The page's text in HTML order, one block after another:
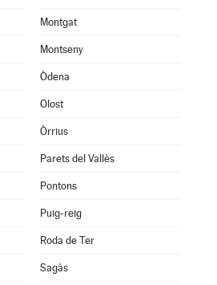
Montgat
Montseny
Òdena
Olost
Òrrius
Parets del Vallès
Pontons
Puig-reig
Roda de Ter
Sagàs